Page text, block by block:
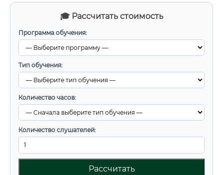
🎓 Рассчитать стоимость
Программа обучения:
Тип обучения:
Количество часов:
Количество слушателей:
Рассчитать